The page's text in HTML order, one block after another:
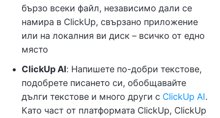
бързо всеки файл, независимо дали се
намира в ClickUp, свързано приложение
или на локалния ви диск – всичко от едно
място
ClickUp AI: Напишете по-добри текстове,
подобрете писането си, обобщавайте
дълги текстове и много други с ClickUp AI.
Като част от платформата ClickUp, ClickUp